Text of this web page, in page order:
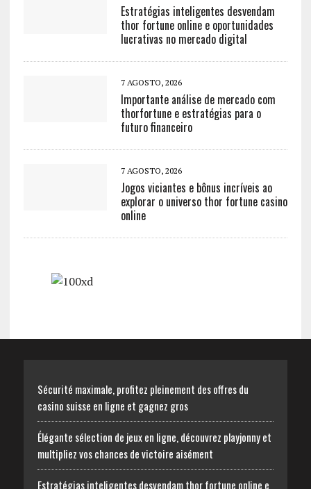
Estratégias inteligentes desvendam
thor fortune online e oportunidades
lucrativas no mercado digital
7 AGOSTO, 2026
Importante análise de mercado com
thorfortune e estratégias para o
futuro financeiro
7 AGOSTO, 2026
Jogos viciantes e bônus incríveis ao
explorar o universo thor fortune casino
online
Sécurité maximale, profitez pleinement des offres du
casino suisse en ligne et gagnez gros
Élégante sélection de jeux en ligne, découvrez playjonny et
multipliez vos chances de victoire aisément
Estratégias inteligentes desvendam thor fortune online e